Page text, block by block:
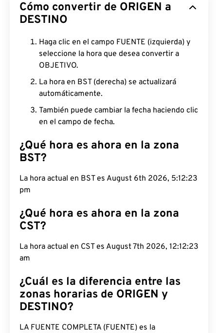
Cómo convertir de ORIGEN a
DESTINO
Haga clic en el campo FUENTE (izquierda) y
seleccione la hora que desea convertir a
OBJETIVO.
La hora en BST (derecha) se actualizará
automáticamente.
También puede cambiar la fecha haciendo clic
en el campo de fecha.
¿Qué hora es ahora en la zona
BST?
La hora actual en BST es August 6th 2026, 5:12:24
pm
¿Qué hora es ahora en la zona
CST?
La hora actual en CST es August 7th 2026, 12:12:24
am
¿Cuál es la diferencia entre las
zonas horarias de ORIGEN y
DESTINO?
LA FUENTE COMPLETA (FUENTE) es la